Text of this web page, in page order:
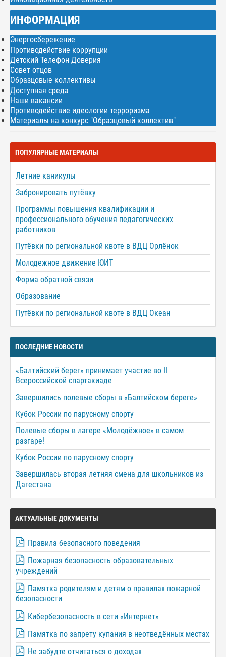
ИНФОРМАЦИЯ
Энергосбережение
Противодействие коррупции
Детский Телефон Доверия
Совет отцов
Образцовые коллективы
Доступная среда
Наши вакансии
Противодействие идеологии терроризма
Материалы на конкурс "Образцовый коллектив"
ПОПУЛЯРНЫЕ МАТЕРИАЛЫ
Летние каникулы
Забронировать путёвку
Программы повышения квалификации и
профессионального обучения педагогических
работников
Путёвки по региональной квоте в ВДЦ Орлёнок
Молодежное движение ЮИТ
Форма обратной связи
Образование
Путёвки по региональной квоте в ВДЦ Океан
ПОСЛЕДНИЕ НОВОСТИ
«Балтийский берег» принимает участие во II
Всероссийской спартакиаде
Завершились полевые сборы в «Балтийском береге»
Кубок России по парусному спорту
Полевые сборы в лагере «Молодёжное» в самом
разгаре!
Кубок России по парусному спорту
Завершилась вторая летняя смена для школьников из
Дагестана
АКТУАЛЬНЫЕ ДОКУМЕНТЫ
Правила безопасного поведения
Пожарная безопасность образовательных
учреждений
Памятка родителям и детям о правилах пожарной
безопасности
Кибербезопасность в сети «Интернет»
Памятка по запрету купания в неотведённых местах
Не забудте отчитаться о доходах